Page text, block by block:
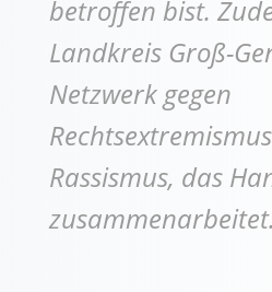
betroffen bist.
Landkreis Groß-
Netzwerk gegen
Rassismus, das